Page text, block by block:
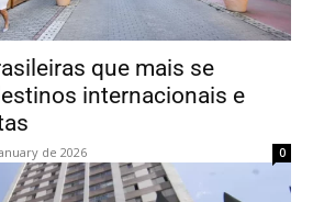
que mais se
internacionais e
de 2026 0